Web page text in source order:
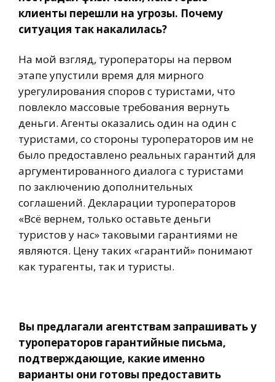
клиенты перешли на угрозы. Почему
ситуация так накалилась?
На мой взгляд, туроператоры на первом
этапе упустили время для мирного
урегулирования споров с туристами, что
повлекло массовые требования вернуть
деньги. Агенты оказались один на один с
туристами, со стороны туроператоров им не
было предоставлено реальных гарантий для
аргументированного диалога с туристами
по заключению дополнительных
соглашений. Декларации туроператоров
«Всё вернем, только оставьте деньги
туристов у нас» таковыми гарантиями не
являются. Цену таких «гарантий» понимают
как турагенты, так и туристы.
Вы предлагали агентствам запрашивать у
туроператоров гарантийные письма,
подтверждающие, какие именно
варианты они готовы предоставить